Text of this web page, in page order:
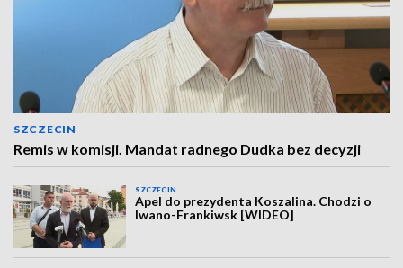
SZCZECIN
Remis w komisji. Mandat radnego Dudka bez decyzji
SZCZECIN
Apel do prezydenta Koszalina. Chodzi o
Iwano-Frankiwsk [WIDEO]